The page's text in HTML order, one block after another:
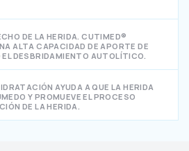
DE LA HERIDA. CUTIMED®
ALTA CAPACIDAD DE APORTE DE
DESBRIDAMIENTO AUTOLÍTICO.
AYUDA A QUE LA HERIDA
Y PROMUEVE EL PROCESO
DE LA HERIDA.